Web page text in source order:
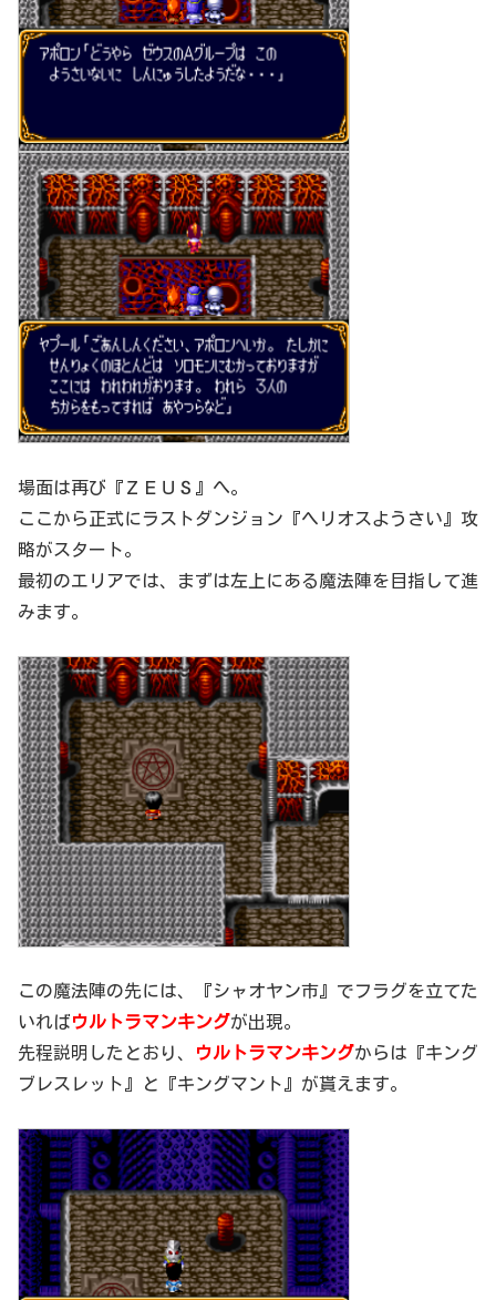
場面は再び『ＺＥＵＳ』へ。
ここから正式にラストダンジョン『ヘリオスようさい』攻
略がスタート。
最初のエリアでは、まずは左上にある魔法陣を目指して進
みます。
この魔法陣の先には、『シャオヤン市』でフラグを立てた
いればウルトラマンキングが出現。
先程説明したとおり、
ウルトラマンキングからは『キング
ブレスレット』と『キングマント』が貰えます。